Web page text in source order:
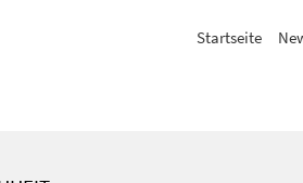
Startseite